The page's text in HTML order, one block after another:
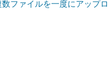
数ファイルを一度にアップ